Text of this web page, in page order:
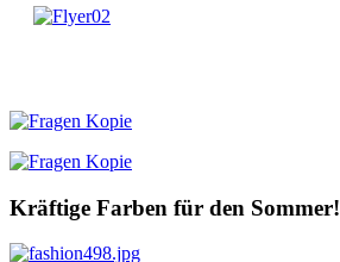
Kräftige Farben für den Sommer!